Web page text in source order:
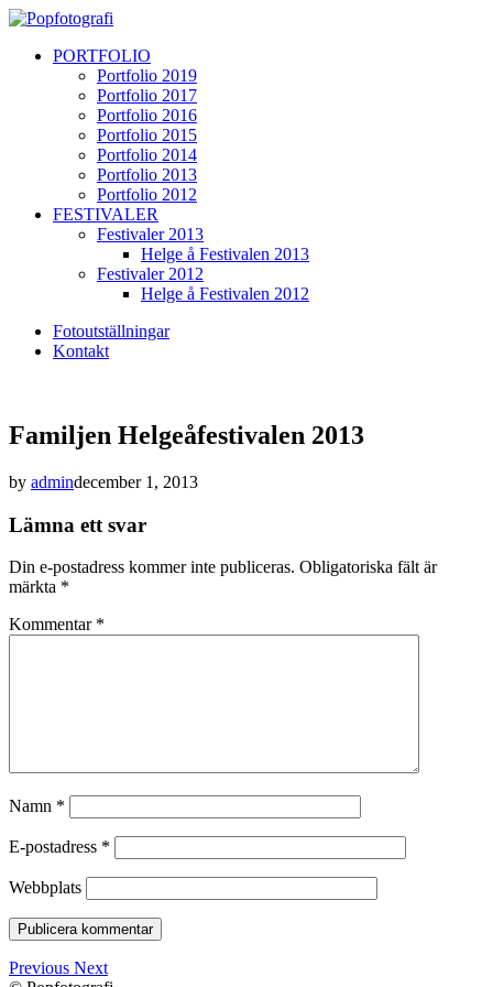
PORTFOLIO
Portfolio 2019
Portfolio 2017
Portfolio 2016
Portfolio 2015
Portfolio 2014
Portfolio 2013
Portfolio 2012
FESTIVALER
Festivaler 2013
Helge å Festivalen 2013
Festivaler 2012
Helge å Festivalen 2012
Fotoutställningar
Kontakt
Familjen Helgeåfestivalen 2013
by admindecember 1, 2013
Lämna ett svar
Din e-postadress kommer inte publiceras. Obligatoriska fält är
märkta *
Kommentar *
Namn *
E-postadress *
Webbplats
Previous Next